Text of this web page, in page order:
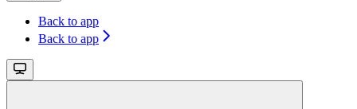
Back to app
Back to app